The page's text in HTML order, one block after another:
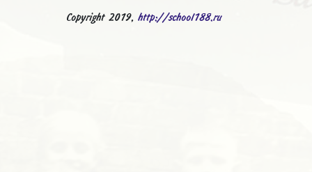
Copyright 2019, http://school188.ru